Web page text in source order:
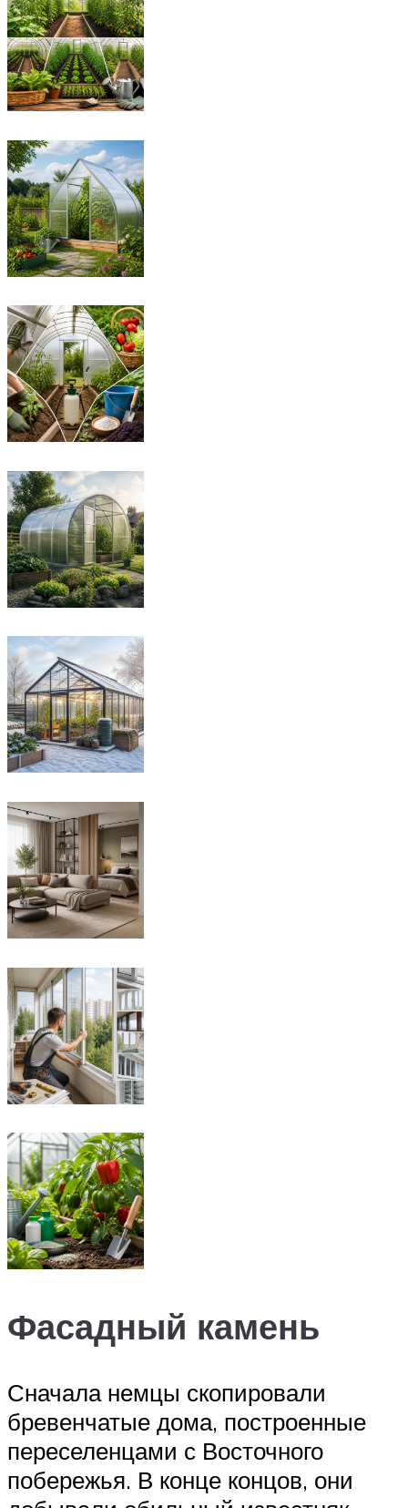
Фасадный камень
Сначала немцы скопировали
бревенчатые дома, построенные
переселенцами с Восточного
побережья. В конце концов, они